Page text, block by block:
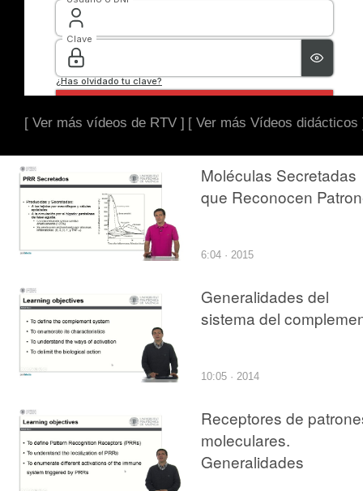
[ Ver más vídeos de RTV ] [ Ver más Vídeos didácticos
Moléculas Secretadas
que Reconocen
6:04 · 2015
Generalidades del
sistema del
10:05 · 2014
Receptores de
moleculares.
Generalidades